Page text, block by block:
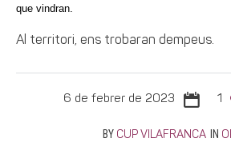
que vindran.
Al territori, ens trobaran dempeus.
6 de febrer de 2023 1
BY CUP VILAFRANCA IN